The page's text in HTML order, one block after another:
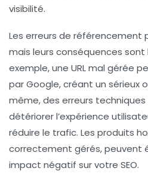
visibilité.
Les erreurs de référencement
mais leurs conséquences sont
exemple, une URL mal gérée
par Google, créant un sérieux
même, des erreurs
détériorer l’expérience
réduire le trafic. Les produits
correctement gérés, peuvent
impact négatif sur votre SEO.